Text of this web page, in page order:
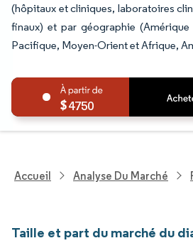
(hôpitaux et cliniques, laboratoires
finaux) et par géographie
Pacifique, Moyen-Orient et Afrique,
4750
Accueil Analyse Du Marché
Taille et part du marché du